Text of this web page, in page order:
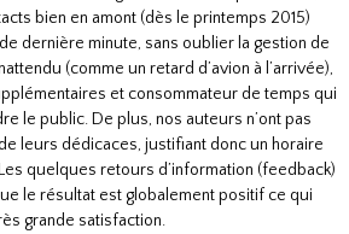
bien en amont (dès le printemps 2015)
dernière minute, sans oublier la gestion de
(comme un retard d’avion à l’arrivée),
et consommateur de temps qui
le public. De plus, nos auteurs n’ont pas
leurs dédicaces, justifiant donc un horaire
quelques retours d’information (feedback)
le résultat est globalement positif ce qui
grande satisfaction.